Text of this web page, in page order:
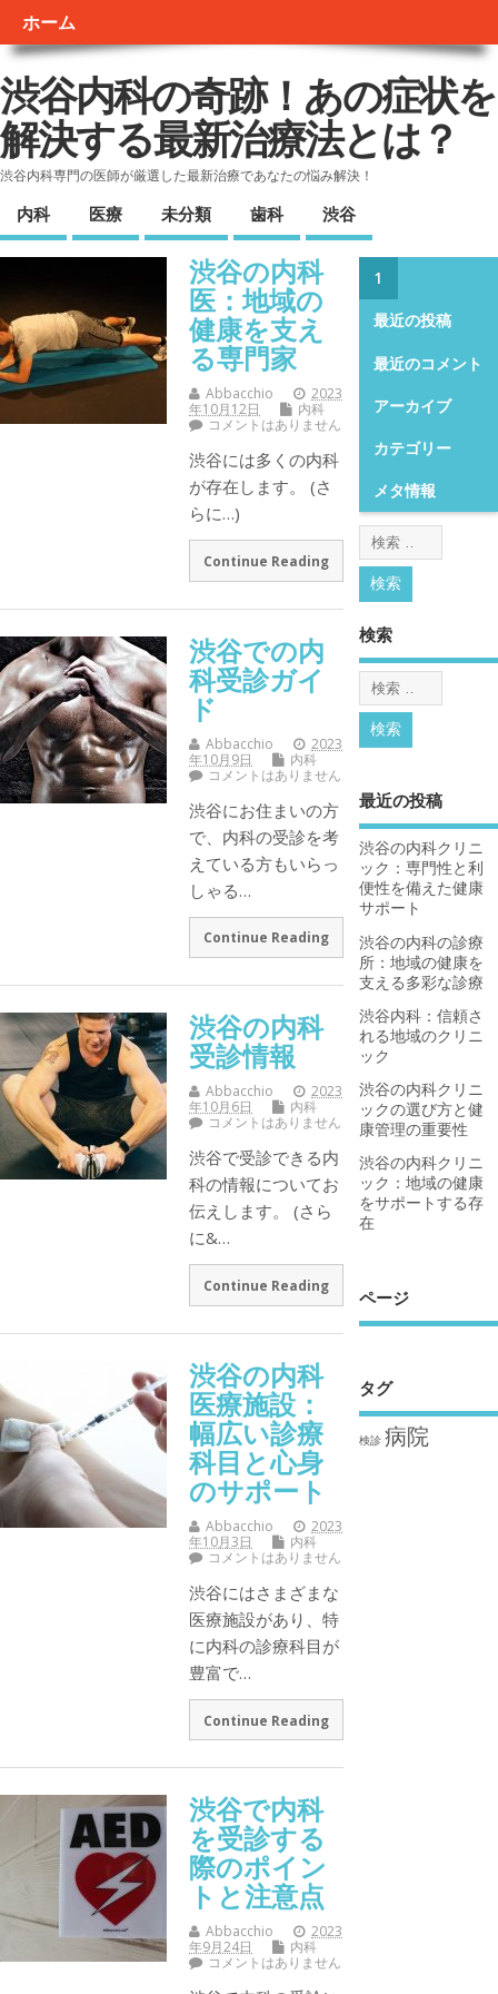
ホーム
渋谷内科の奇跡！あの症状を
解決する最新治療法とは？
渋谷内科専門の医師が厳選した最新治療であなたの悩み解決！
内科 医療 未分類 歯科 渋谷
渋谷の内科
医：地域の
健康を支え
る専門家
Abbacchio
2023
年10月12日
内科
コメントはありません
渋谷には多くの内科
が存在します。 (さ
らに…)
Continue Reading
渋谷での内
科受診ガイ
ド
Abbacchio
2023
年10月9日
内科
コメントはありません
渋谷にお住まいの方
で、内科の受診を考
えている方もいらっ
しゃる…
Continue Reading
渋谷の内科
受診情報
Abbacchio
2023
年10月6日
内科
コメントはありません
渋谷で受診できる内
科の情報についてお
伝えします。 (さら
に&…
Continue Reading
渋谷の内科
医療施設：
幅広い診療
科目と心身
のサポート
Abbacchio
2023
年10月3日
内科
コメントはありません
渋谷にはさまざまな
医療施設があり、特
に内科の診療科目が
豊富で…
Continue Reading
渋谷で内科
を受診する
際のポイン
トと注意点
Abbacchio
2023
年9月24日
内科
コメントはありません
1
最近の投稿
最近のコメント
アーカイブ
カテゴリー
メタ情報
検索
最近の投稿
渋谷の内科クリニ
ック：専門性と利
便性を備えた健康
サポート
渋谷の内科の診療
所：地域の健康を
支える多彩な診療
渋谷内科：信頼さ
れる地域のクリニ
ック
渋谷の内科クリニ
ックの選び方と健
康管理の重要性
渋谷の内科クリニ
ック：地域の健康
をサポートする存
在
ページ
タグ
検診 病院